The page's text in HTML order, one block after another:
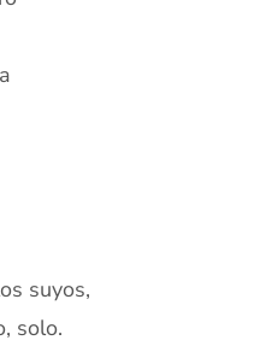
suyos,
solo.